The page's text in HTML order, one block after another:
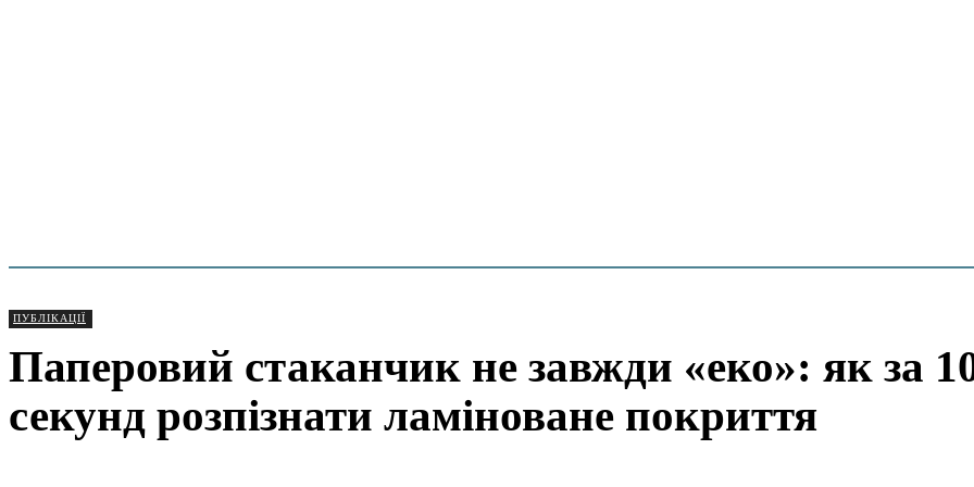
ПУБЛІКАЦІЇ
Паперовий стаканчик не завжди «еко»: як за
секунд розпізнати ламіноване покриття